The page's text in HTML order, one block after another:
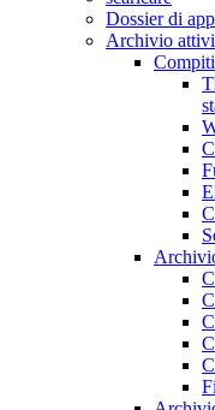
Dossier di
Archivio